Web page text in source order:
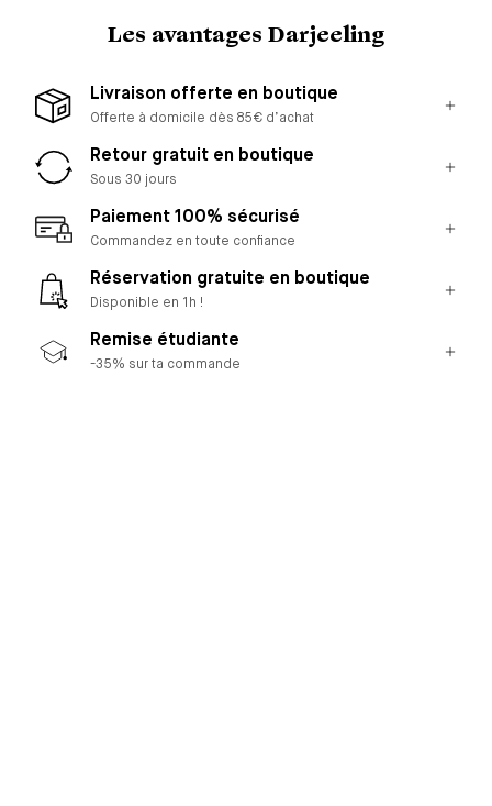
Les avantages Darjeeling
Livraison offerte en boutique
Offerte à domicile dès 85€ d’achat
Retour gratuit en boutique
Sous 30 jours
Paiement 100% sécurisé
Commandez en toute confiance
Réservation gratuite en boutique
Disponible en 1h !
Remise étudiante
-35% sur ta commande